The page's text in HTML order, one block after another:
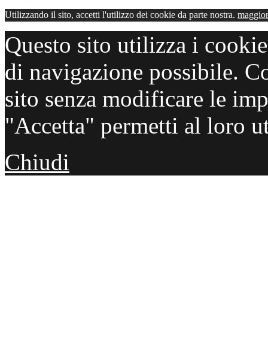
Utilizzando il sito, accetti l'utilizzo dei cookie da parte nostra.
Questo sito utilizza i
di navigazione possibile.
sito senza modificare le
"Accetta" permetti al loro
Chiudi